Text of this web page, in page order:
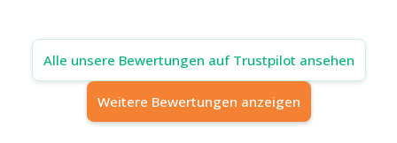
Alle unsere Bewertungen auf Trustpilot ansehen
Weitere Bewertungen anzeigen